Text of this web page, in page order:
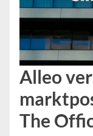
Alleo
The